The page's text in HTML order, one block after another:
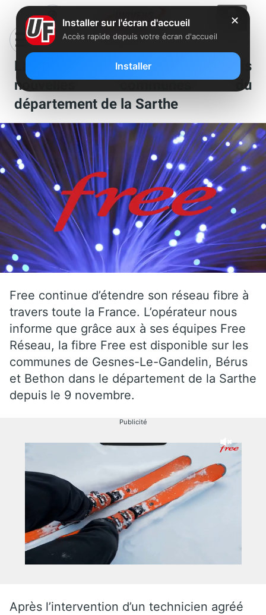
La fibre Free s’installe dans trois
nouvelles communes du
département de la Sarthe
Free continue d’étendre son réseau fibre à
travers toute la France. L’opérateur nous
informe que grâce aux à ses équipes Free
Réseau, la fibre Free est disponible sur les
communes de Gesnes-Le-Gandelin, Bérus
et Bethon dans le département de la Sarthe
depuis le 9 novembre.
Publicité
Après l’intervention d’un technicien agréé
✕
Installer sur l'écran d'accueil
Accès rapide depuis votre écran d'accueil
Installer